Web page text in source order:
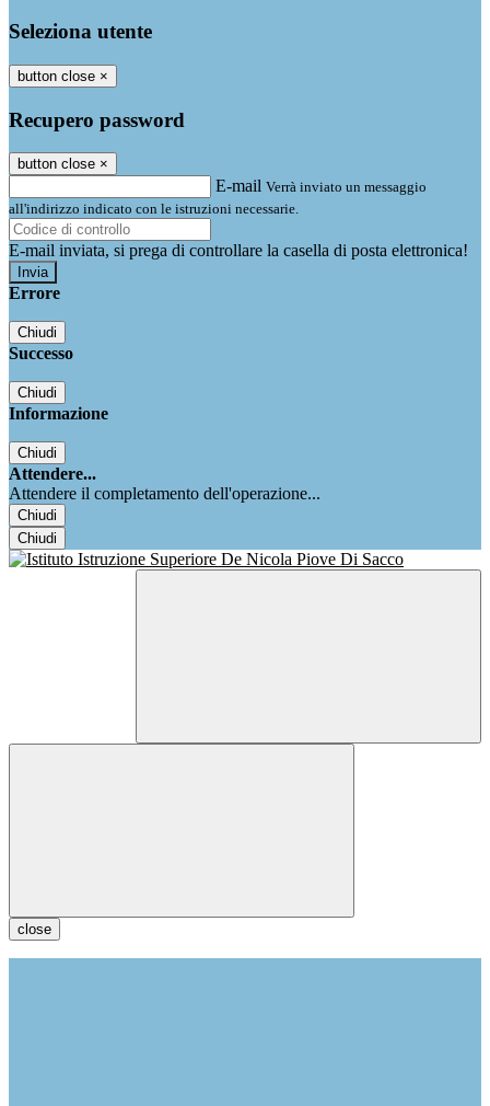
Seleziona utente
button close ×
Recupero password
button close ×
E-mail Verrà inviato un messaggio
all'indirizzo indicato con le istruzioni necessarie.
E-mail inviata, si prega di controllare la casella di posta elettronica!
Errore
Chiudi
Successo
Chiudi
Informazione
Chiudi
Attendere...
Attendere il completamento dell'operazione...
Chiudi
Chiudi
close